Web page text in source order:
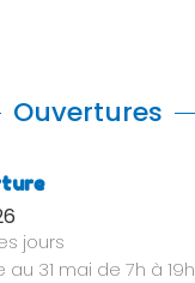
Ouvertures
jours
31 mai de 7h à 19h